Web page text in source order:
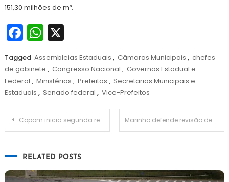
151,30 milhões de m³.
Facebook
WhatsApp
X
Tagged Assembleias Estaduais , Câmaras Municipais , chefes
de gabinete , Congresso Nacional , Governos Estadual e
Federal , Ministérios , Prefeitos , Secretarias Municipais e
Estaduais , Senado federal , Vice-Prefeitos
Navegação
Copom inicia segunda reunião do ano para definir juros básicos Marinho defende revisão de normas de terceirização trabalhista
RELATED POSTS